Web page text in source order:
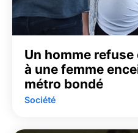
Un homme
à une femme
métro bondé
Société